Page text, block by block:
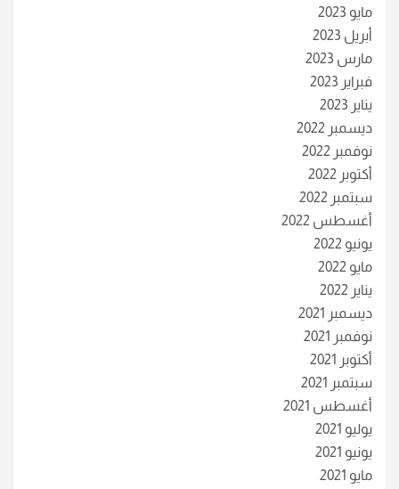
مايو 2023
أبريل 2023
مارس 2023
فبراير 2023
يناير 2023
ديسمبر 2022
نوفمبر 2022
أكتوبر 2022
سبتمبر 2022
أغسطس 2022
يونيو 2022
مايو 2022
يناير 2022
ديسمبر 2021
نوفمبر 2021
أكتوبر 2021
سبتمبر 2021
أغسطس 2021
يوليو 2021
يونيو 2021
مايو 2021